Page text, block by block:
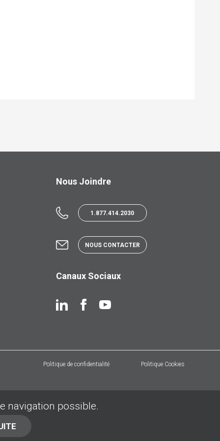
Nous Joindre
1.877.414.2030
NOUS CONTACTER
Canaux Sociaux
Politique de confidentialité Politique Cookies
navigation possible.